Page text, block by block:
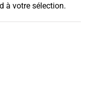
à votre sélection.